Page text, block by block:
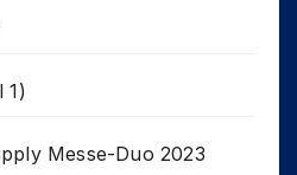
1)
Messe-Duo 2023